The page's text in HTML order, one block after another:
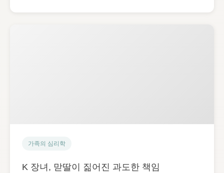
가족의 심리학
K 장녀, 맏딸이 짊어진 과도한 책임